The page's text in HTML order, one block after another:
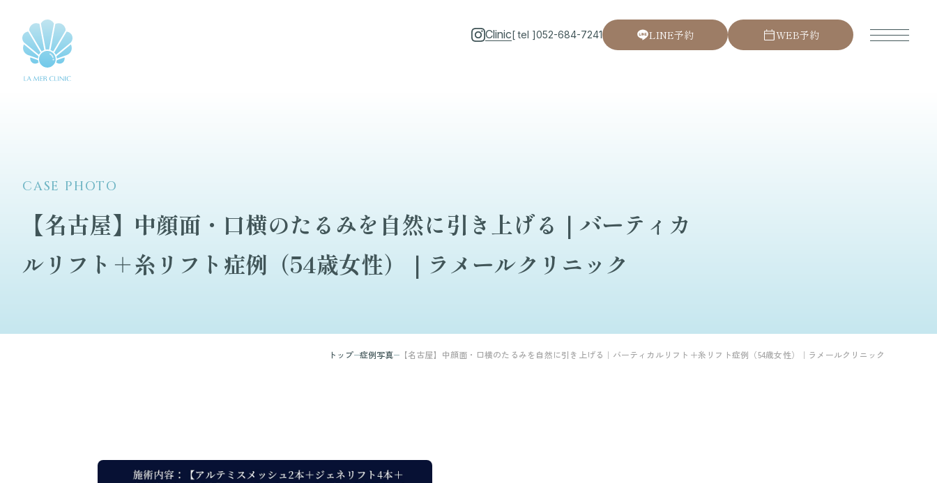
Clinic[ tel ]052-684-7241 LINE予約 WEB予約
CASE PHOTO
【名古屋】中顔面・口横のたるみを自然に引き上げる｜バーティカ
ルリフト＋糸リフト症例（54歳女性）｜ラメールクリニック
トップ 症例写真 【名古屋】中顔面・口横のたるみを自然に引き上げる｜バーティカルリフト＋糸リフト症例（54歳女性）｜ラメールクリニック